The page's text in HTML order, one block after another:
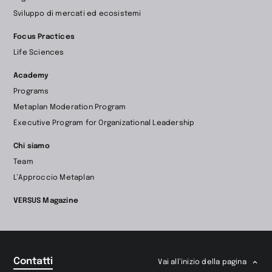
page
Sviluppo di mercati ed ecosistemi
Focus Practices
Life Sciences
Academy
Programs
Metaplan Moderation Program
Executive Program for Organizational Leadership
Chi siamo
Team
L’Approccio Metaplan
VERSUS Magazine
Contatti Vai all’inizio della pagina